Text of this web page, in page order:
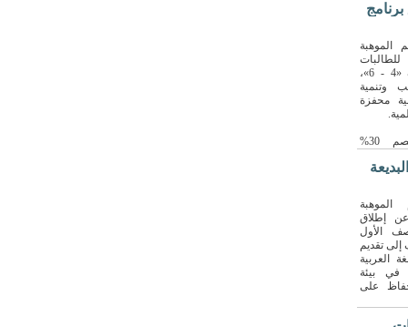
الموهبة
للطالبات
الموهوبات في الصفوف «4 - 6»،
وتنمية
محفزة
🔹 مسار موهبة: خصم 30%
عن إطلاق
الأول
إلى تقديم
العربية
في بيئة
على